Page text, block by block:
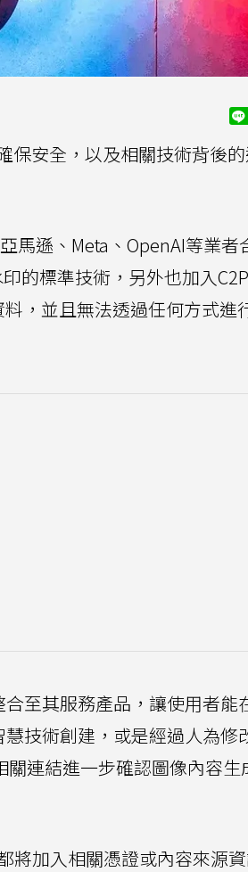
保安全，以及相關技術背後
馬遜、Meta、OpenAI等業者
的標準技術，另外也加入
，並且無法透過任何方式進
至其服務產品，讓使用者能
技術創建，或是經過人為修
關連結進一步確認圖像內容生
將加入相關憑證或內容來源